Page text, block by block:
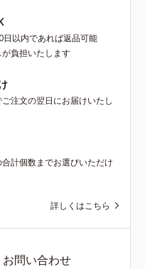
以内であれば返品可能
負担いたします
注文の翌日にお届けいたし
計個数までお選びいただけ
詳しくはこちら
問い合わせ